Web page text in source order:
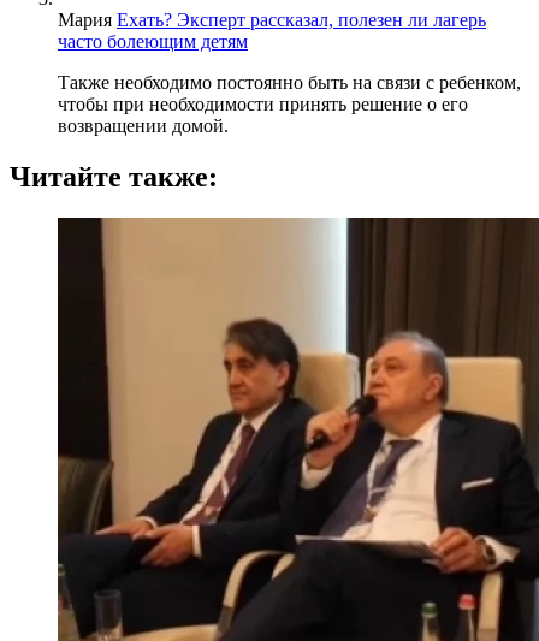
Мария Ехать? Эксперт рассказал, полезен ли лагерь
часто болеющим детям
Также необходимо постоянно быть на связи с ребенком,
чтобы при необходимости принять решение о его
возвращении домой.
Читайте также: